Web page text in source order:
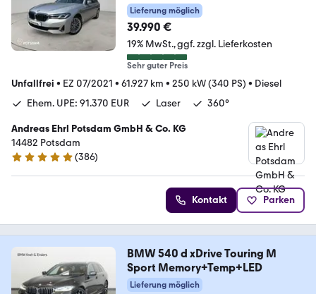
Lieferung möglich
39.990 €
19% MwSt. ggf. zzgl. Lieferkosten
Sehr guter Preis
Unfallfrei • EZ 07/2021 • 61.927 km • 250 kW (340 PS) • Diesel
Ehem. UPE: 91.370 EUR
Laser 360°
Andreas Ehrl Potsdam GmbH & Co. KG
14482 Potsdam
4.8 Sterne
(386)
Kontakt Parken
BMW 540 d xDrive Touring M
Sport Memory+Temp+LED
Lieferung möglich